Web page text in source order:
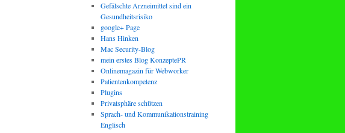
Gefälschte Arzneimittel sind ein
Gesundheitsrisiko
google+ Page
Hans Hinken
Mac Security-Blog
mein erstes Blog KonzeptePR
Onlinemagazin für Webworker
Patientenkompetenz
Plugins
Privatsphäre schützen
Sprach- und Kommunikationstraining
Englisch